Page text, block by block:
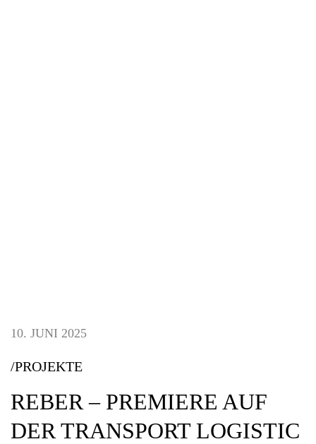
10. JUNI 2025
/PROJEKTE
REBER – PREMIERE AUF
DER TRANSPORT LOGISTIC